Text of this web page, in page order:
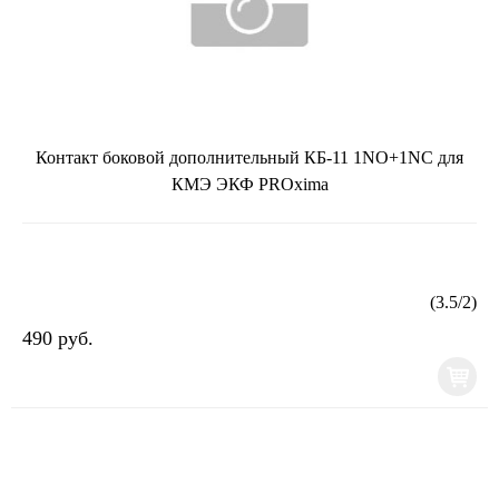
Контакт боковой дополнительный КБ-11 1NO+1NC для
КМЭ ЭКФ PROxima
(3.5/2)
490 руб.